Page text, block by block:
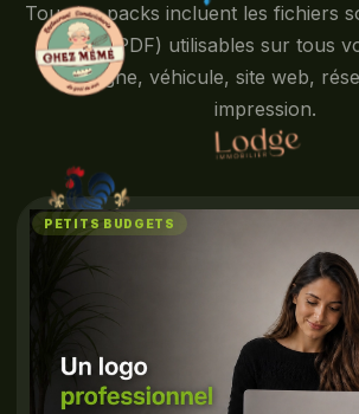
Tous les packs incluent les fichiers
PNG, PDF) utilisables sur tous
enseigne, véhicule, site web,
impression.
PETITS BUDGETS